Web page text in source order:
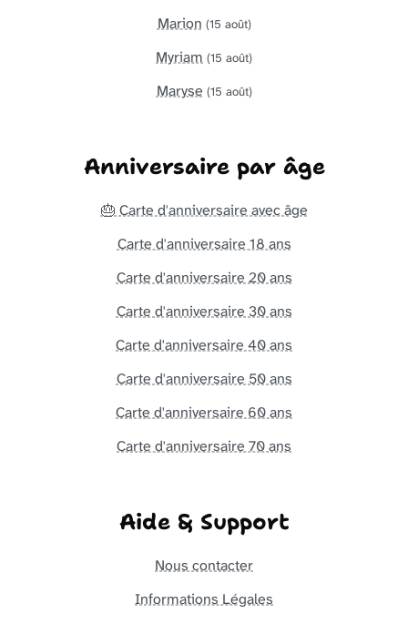
Marion (15 août)
Myriam (15 août)
Maryse (15 août)
Anniversaire par âge
🎂 Carte d'anniversaire avec âge
Carte d'anniversaire 18 ans
Carte d'anniversaire 20 ans
Carte d'anniversaire 30 ans
Carte d'anniversaire 40 ans
Carte d'anniversaire 50 ans
Carte d'anniversaire 60 ans
Carte d'anniversaire 70 ans
Aide & Support
Nous contacter
Informations Légales